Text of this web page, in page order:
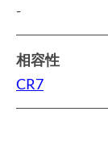
-
相容性
CR7